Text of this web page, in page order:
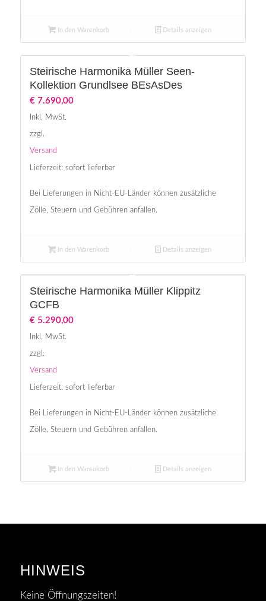
In den Warenkorb Details anzeigen
Steirische Harmonika Müller Seen-
Kollektion Grundlsee BEsAsDes
€7.690,00
Inkl. MwSt.
zzgl.
Versand
Lieferzeit: sofort lieferbar
Bei Lieferungen in Nicht-EU-Länder können zusätzliche
Zölle, Steuern und Gebühren anfallen.
In den Warenkorb Details anzeigen
Steirische Harmonika Müller Klippitz
GCFB
€5.290,00
Inkl. MwSt.
zzgl.
Versand
Lieferzeit: sofort lieferbar
Bei Lieferungen in Nicht-EU-Länder können zusätzliche
Zölle, Steuern und Gebühren anfallen.
In den Warenkorb Details anzeigen
HINWEIS
Keine Öffnungszeiten!